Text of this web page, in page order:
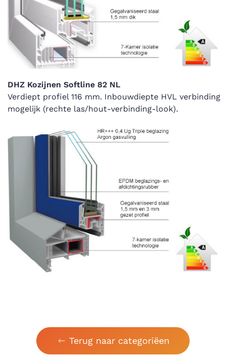
DHZ Kozijnen Softline 82 NL
Verdiept profiel 116 mm. Inbouwdiepte HVL verbinding
mogelijk (rechte las/hout-verbinding-look).
Terug naar categoriëen